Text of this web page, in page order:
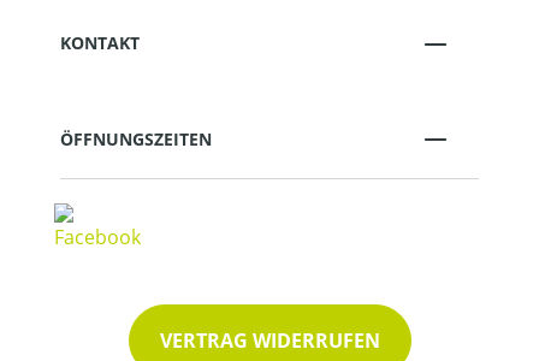
KONTAKT
ÖFFNUNGSZEITEN
VERTRAG WIDERRUFEN